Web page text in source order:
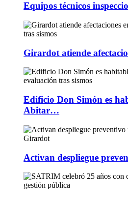
Equipos técnicos
Girardot atiende
Edificio Don Simón es
Abitar…
Activan despliegue